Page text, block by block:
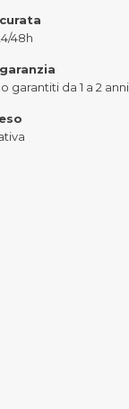
48h
garantiti da 1 a 2 anni